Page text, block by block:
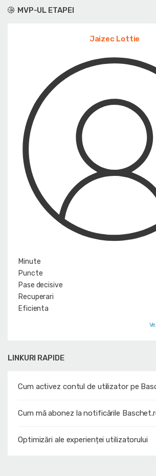
MVP-UL ETAPEI
Jaizec Lottie
Minute
Puncte
Pase decisive
Recuperari
Eficienta
LINKURI RAPIDE
Cum activez contul de utilizator pe
Cum mă abonez la notificările
Optimizări ale experienței utilizatorului